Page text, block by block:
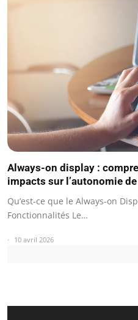
Always-on display :
impacts sur l’autonomie
Qu’est-ce que le Always-on
Fonctionnalités Le…
10 avril 2026